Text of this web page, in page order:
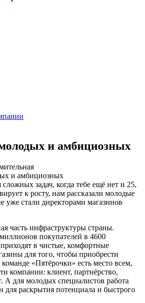
и амбициозных
задач, когда тебе ещё нет и 25,
к росту, нам рассказали молодые
уже стали директорами магазинов
часть инфраструктуры страны.
покупателей в 4600
в чистые, комфортные
для того, чтобы приобрести
«Пятёрочки» есть место всем,
компании: клиент, партнёрство,
А для молодых специалистов работа
для раскрытия потенциала и быстрого